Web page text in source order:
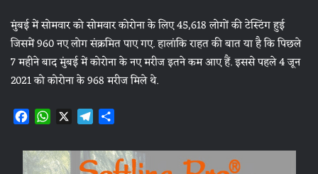
मुंबई में सोमवार को सोमवार कोरोना के लिए 45,618 लोगों की टेस्टिंग हुई
जिसमें 960 नए लोग संक्रमित पाए गए. हालांकि राहत की बात या है कि पिछले
7 महीने बाद मुंबई में कोरोना के नए मरीज इतने कम आए हैं. इससे पहले 4 जून
2021 को कोरोना के 968 मरीज मिले थे.
F
c
e
W
a
t
X T
l
e
a
r